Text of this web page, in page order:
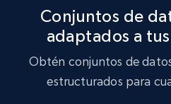
URL, Product id, Title,
Discount rate, Currency,
eCommerce
Conjuntos de
adaptados a
Obtén conjuntos de
estructurados para